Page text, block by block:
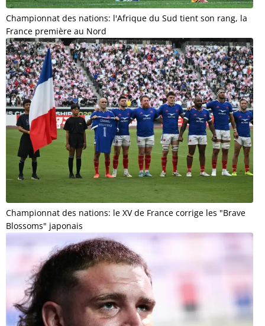
Championnat des nations: l'Afrique du Sud tient son rang, la
France première au Nord
Championnat des nations: le XV de France corrige les "Brave
Blossoms" japonais